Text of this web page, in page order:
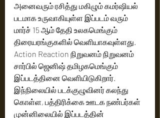
அனைவரும் ரசித்து மகிழும் கமர்ஷியல்
படமாக உருவாகியுள்ள இப்படம் வரும்
மார்ச் 15 ஆம் தேதி உலகமெங்கும்
திரையரங்குகளில் வெளியாகவுள்ளது.
Action Reaction நிறுவனம் நிறுவனம்
சார்பில் ஜெனிஷ் தமிழகமெங்கும்
இப்படத்தினை வெளியிடுகிறார்.
இந்நிலையில் படக்குழுவினர் கலந்து
கொள்ள, பத்திரிக்கை ஊடக நண்பர்கள்
முன்னிலையில் இப்படத்தின்